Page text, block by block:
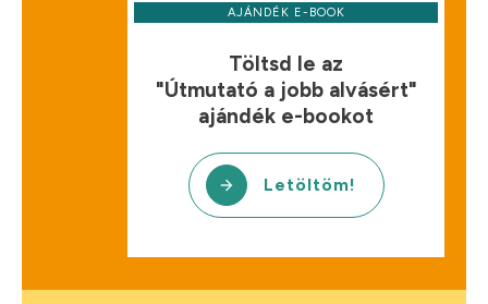
AJÁNDÉK E-BOOK
Töltsd le az
"Útmutató a jobb alvásért"
ajándék e-bookot
Letöltöm!